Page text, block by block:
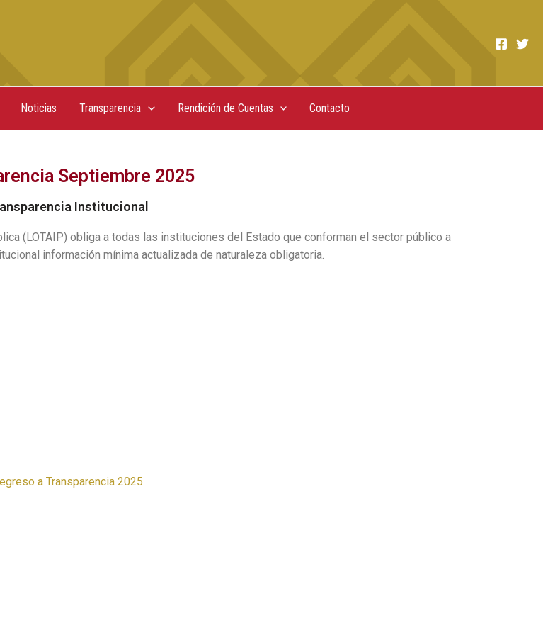
Noticias Transparencia Rendición de Cuentas Contacto
Septiembre 2025
Institucional
(LOTAIP) obliga a todas las instituciones del Estado que conforman el sector público a
información mínima actualizada de naturaleza obligatoria.
a Transparencia 2025